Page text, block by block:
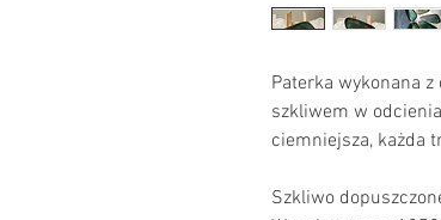
Paterka wykonana
szkliwem w
ciemniejsza, każda
Szkliwo